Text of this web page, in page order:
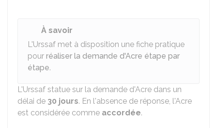
À savoir
L'Urssaf met à disposition une fiche pratique
pour réaliser la demande d'Acre étape par
étape.
L'Urssaf statue sur la demande d'Acre dans un
délai de 30 jours. En l'absence de réponse, l'Acre
est considérée comme accordée.